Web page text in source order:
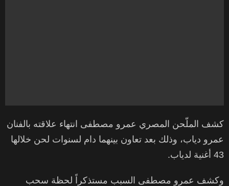
كشف الملّحن المصري عمرو مصطفى انتهاء علاقته بالفنان
عمرو دياب، وذلك بعد تعاون بينهما دام لسنوات لحن خلالها
43 أغنية لدياب.
وكشف عمرو مصطفى السبب مستذكراً لحظة سحب